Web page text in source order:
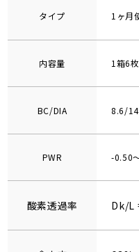
タイプ 1ヶ月
内容量 1箱6
BC/DIA 8.6/
PWR -0.50
酸素透過率 Dk/L